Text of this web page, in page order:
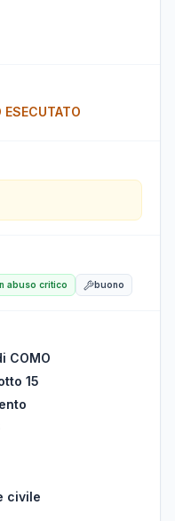
ESECUTATO
abuso critico buono
COMO
15
civile